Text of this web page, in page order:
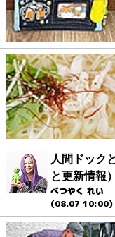
人間ドック
と更新情報）
べつやく れい
(08.07 10:00)